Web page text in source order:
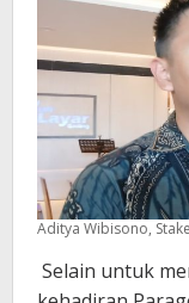
Aditya Wibisono,
Selain untuk